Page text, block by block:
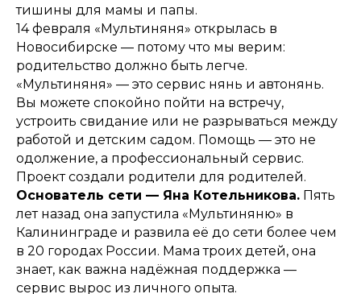
тишины для мамы и папы.
14 февраля «Мультиняня» открылась в
Новосибирске — потому что мы верим:
родительство должно быть легче.
«Мультиняня» — это сервис нянь и автонянь.
Вы можете спокойно пойти на встречу,
устроить свидание или не разрываться между
работой и детским садом. Помощь — это не
одолжение, а профессиональный сервис.
Проект создали родители для родителей.
Основатель сети — Яна Котельникова. Пять
лет назад она запустила «Мультиняню» в
Калининграде и развила её до сети более чем
в 20 городах России. Мама троих детей, она
знает, как важна надёжная поддержка —
сервис вырос из личного опыта.